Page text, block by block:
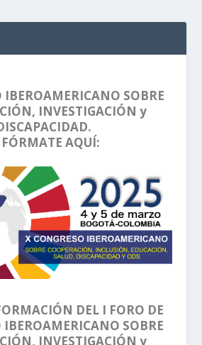
IBEROAMERICANO SOBRE
INVESTIGACIÓN y
AQUÍ:
DEL I FORO DE
IBEROAMERICANO SOBRE
INVESTIGACIÓN y